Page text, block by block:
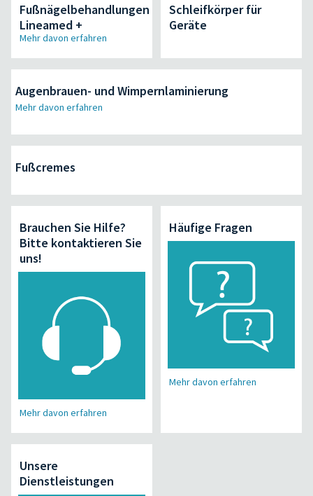
Fußnägelbehandlungen
Lineamed +
Mehr davon erfahren
Schleifkörper für
Geräte
Augenbrauen- und Wimpernlaminierung
Mehr davon erfahren
Fußcremes
Brauchen Sie Hilfe?
Bitte kontaktieren Sie
uns!
Mehr davon erfahren
Häufige Fragen
Mehr davon erfahren
Unsere
Dienstleistungen